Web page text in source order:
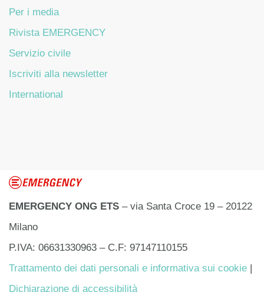
Per i media
Rivista EMERGENCY
Servizio civile
Iscriviti alla newsletter
International
EMERGENCY ONG ETS – via Santa Croce 19 – 20122
Milano
P.IVA: 06631330963 – C.F: 97147110155
Trattamento dei dati personali e informativa sui cookie
Dichiarazione di accessibilità